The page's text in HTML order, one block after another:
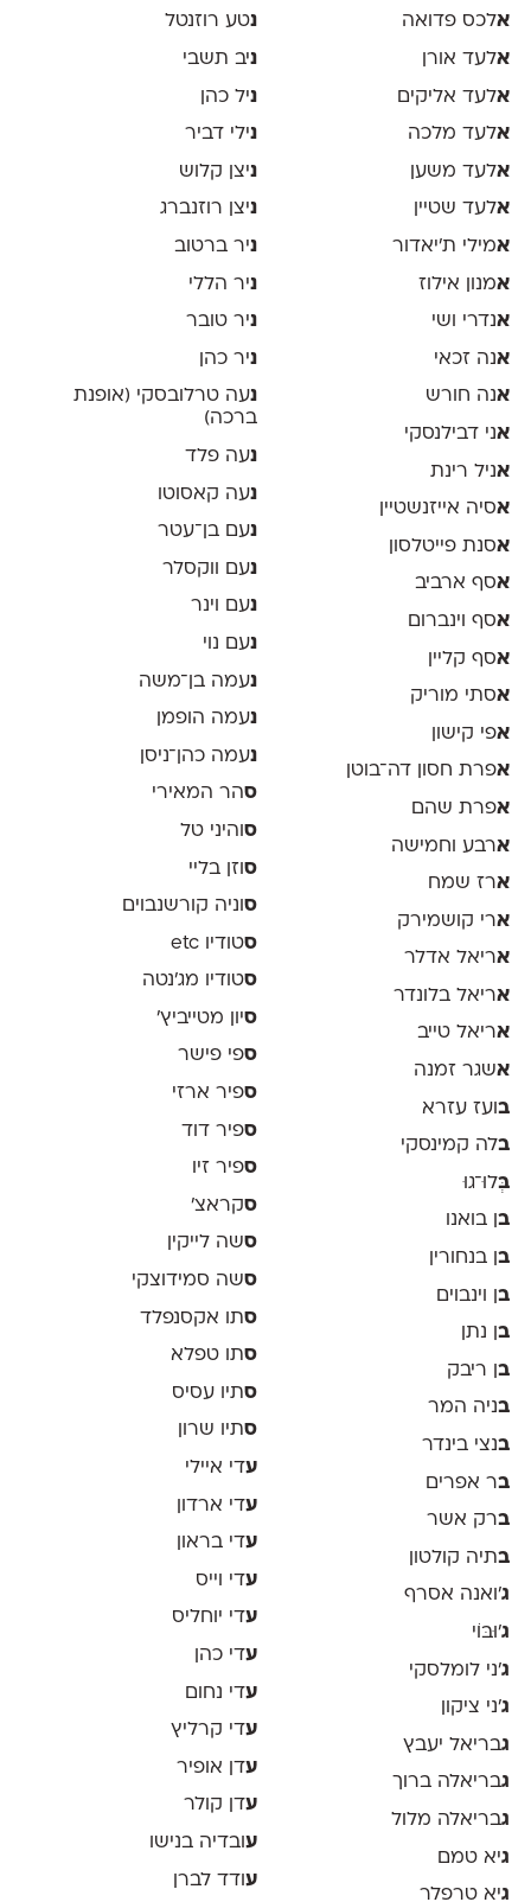
אלכס פדואה
אלעד אורן
אלעד אליקים
אלעד מלכה
אלעד משען
אלעד שטיין
אמילי ת׳יאדור
אמנון אילוז
אנדרי ושי
אנה זכאי
אנה חורש
אני דבילנסקי
אניל רינת
אסיה אייזנשטיין
אסנת פייטלסון
אסף ארביב
אסף וינברום
אסף קליין
אסתי מוריק
אפי קישון
אפרת חסון דה־בוטן
אפרת שהם
ארבע וחמישה
ארז שמח
ארי קושמירק
אריאל אדלר
אריאל בלונדר
אריאל טייב
אשגר זמנה
בועז עזרא
בלה קמינסקי
בְּלוּ־גוּ
בן בואנו
בן בנחורין
בן וינבוים
בן נתן
בן ריבק
בניה המר
בנצי בינדר
בר אפרים
ברק אשר
בתיה קולטון
ג'ואנה אסרף
ג'וּבּוֹי
ג׳ני לומלסקי
ג׳ני ציקון
גבריאל יעבץ
גבריאלה ברוך
גבריאלה מלול
גיא טמם
גיא טרפלר
נטע רוזנטל
ניב תשבי
ניל כהן
נילי דביר
ניצן קלוש
ניצן רוזנברג
ניר ברטוב
ניר הללי
ניר טובר
ניר כהן
נעה טרלובסקי (אופנת
ברכה)
נעה פלד
נעה קאסוטו
נעם בן־עטר
נעם ווקסלר
נעם וינר
נעם נוי
נעמה בן־משה
נעמה הופמן
נעמה כהן־ניסן
סהר המאירי
ס והיני טל
סוזן בליי
ס וניה קורשנבוים
סטודיו etc
סטודיו מג'נטה
סיון מטייביץ׳
ספי פישר
ספיר ארזי
ספיר דוד
ספיר זיו
סקראצ׳
סשה לייקין
סשה סמידוצקי
סתו אקסנפלד
סתו טפלא
סתיו עסיס
סתיו שרון
עדי איילי
עדי ארדון
עדי בראון
עדי וייס
עדי יוחליס
עדי כהן
עדי נחום
עדי קרליץ
עדן אופיר
עדן קולר
ע ובדיה בנישו
עודד לברן